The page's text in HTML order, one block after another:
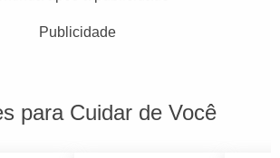
Publicidade
para Cuidar de Você